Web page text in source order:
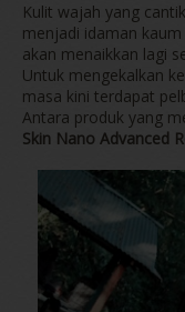
Kulit wajah yang
menjadi idaman
akan menaikkan lagi
Untuk mengekalkan
masa kini terdapat
Antara produk yang
Skin Nano Advanced